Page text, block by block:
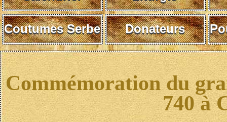
Coutumes Serbe Donateurs
Commémoration du
740 à